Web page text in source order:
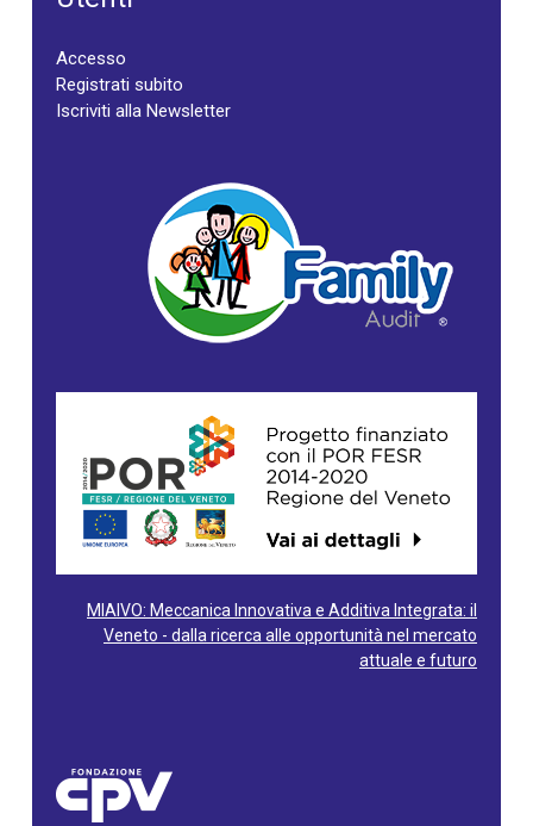
Accesso
Registrati subito
Iscriviti alla Newsletter
MIAIVO: Meccanica Innovativa e Additiva Integrata: il
Veneto - dalla ricerca alle opportunità nel mercato
attuale e futuro